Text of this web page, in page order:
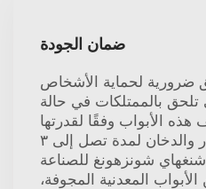
ضمان الجودة
ضرورية لحماية الأشخاص
تلحق بالممتلكات في حالة
الأبواب وفقًا لقدرتها
على الحد من انتشار النار والدخان لمدة تصل إلى ٣
شونزهونغ للصناعة
المعدنية المجوفة،